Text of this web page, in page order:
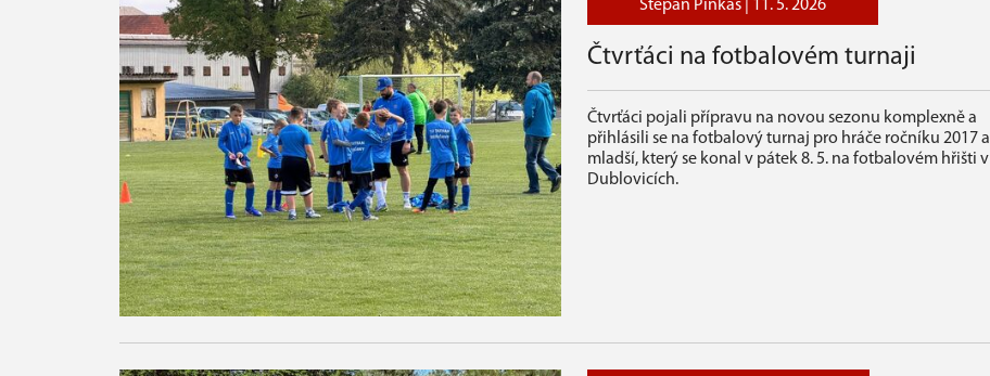
Štěpán Pinkas | 11. 5. 2026
Čtvrťáci na fotbalovém turnaji
Čtvrťáci pojali přípravu na novou sezonu komplexně a
přihlásili se na fotbalový turnaj pro hráče ročníku 2017 a
mladší, který se konal v pátek 8. 5. na fotbalovém hřišti v
Dublovicích.